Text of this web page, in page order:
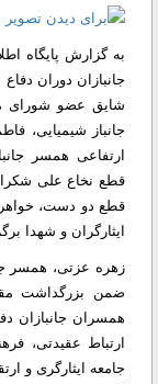
به گزارش پایگاه
جانبازان دوران
شایق عضو شورای
جانباز شیمیایی،
ارتفاعی همسر
قطع نخاع علی
قطع دو دست،
ایثارگران و شهدا
زهره عزتی، همسر
ضمن بزرگداشت
ارتباط عقیدتی،
جامعه ایثارگری و